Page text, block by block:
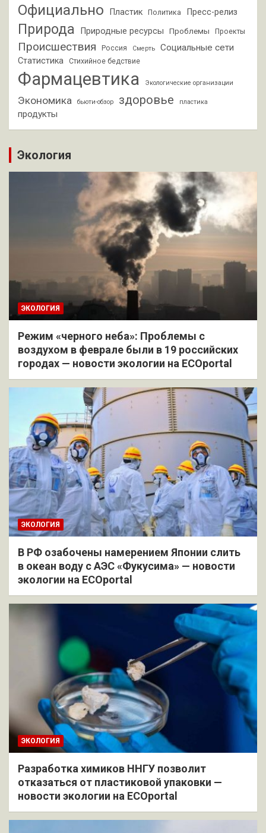
Официально Пластик Политика Пресс-релиз
Природа Природные ресурсы Проблемы Проекты
Происшествия Россия Смерть Социальные сети
Статистика Стихийное бедствие
Фармацевтика Экологические организации
Экономика бьюти-обзор здоровье пластика
продукты
Экология
ЭКОЛОГИЯ
Режим «черного неба»: Проблемы с
воздухом в феврале были в 19 российских
городах — новости экологии на ECOportal
ЭКОЛОГИЯ
В РФ озабочены намерением Японии слить
в океан воду с АЭС «Фукусима» — новости
экологии на ECOportal
ЭКОЛОГИЯ
Разработка химиков ННГУ позволит
отказаться от пластиковой упаковки —
новости экологии на ECOportal